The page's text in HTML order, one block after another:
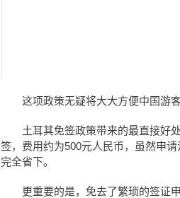
这项政策无疑将大大方便中国游
土耳其免签政策带来的最直接好
签，费用约为500元人民币，虽然申
完全省下。
更重要的是，免去了繁琐的签证